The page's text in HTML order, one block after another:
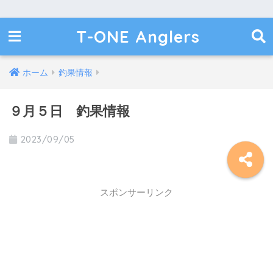
T-ONE Anglers
ホーム 釣果情報
９月５日 釣果情報
2023/09/05
スポンサーリンク